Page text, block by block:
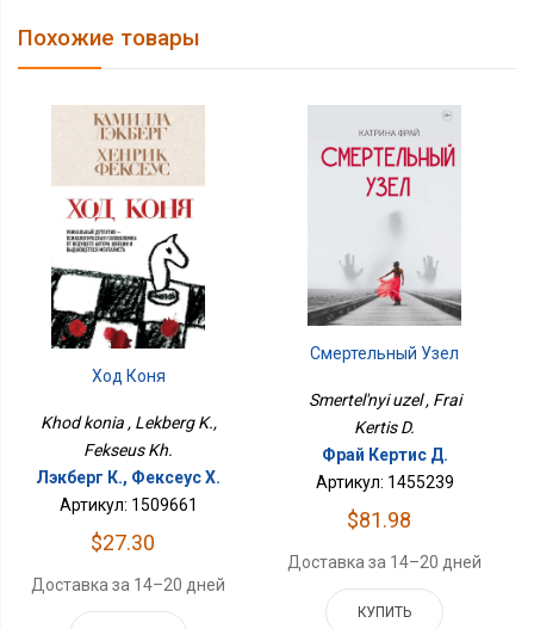
Похожие товары
Ход Коня
Khod konia , Lekberg K.,
Fekseus Kh.
Лэкберг К., Фексеус Х.
Артикул: 1509661
$27.30
Доставка за 14–20 дней
Смертельный Узел
Smertel'nyi uzel , Frai
Kertis D.
Фрай Кертис Д.
Артикул: 1455239
$81.98
Доставка за 14–20 дней
КУПИТЬ